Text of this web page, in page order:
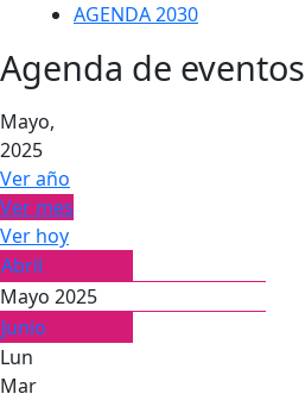
AGENDA 2030
Agenda de eventos
Mayo,
2025
Ver año
Ver mes
Ver hoy
Abril
Mayo 2025
Junio
Lun
Mar